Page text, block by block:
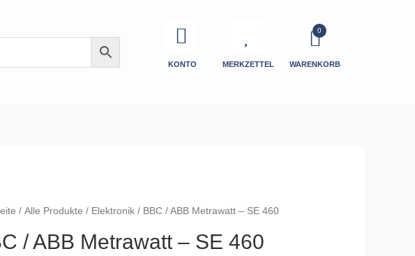
KONTO
MERKZETTEL WARENKORB
/ Alle Produkte / Elektronik / BBC / ABB Metrawatt – SE 460
/ ABB Metrawatt – SE 460